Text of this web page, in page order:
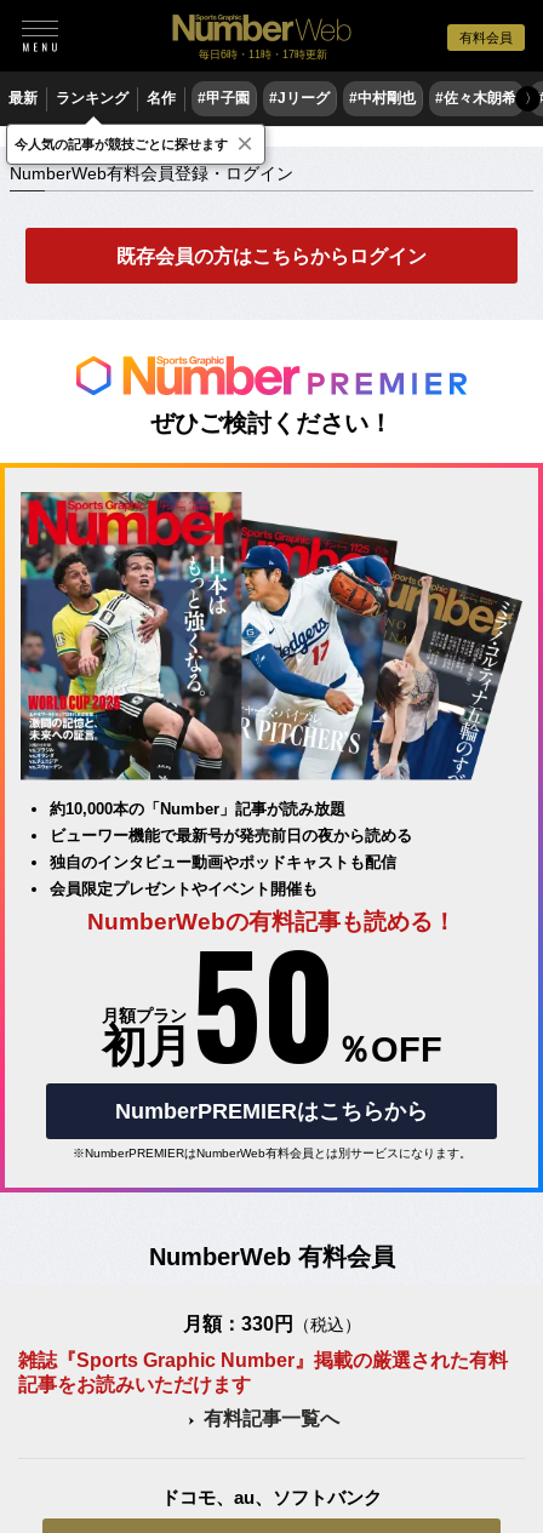
有料会員
毎日6時・11時・17時更新
最新 ランキング 名作 #甲子園 #Jリーグ #中村剛也 #佐々木朗希 〉
NumberWeb有料会員登録・ログイン
NumberWeb有料会員登録・ログイン
既存会員の方はこちらからログイン
ぜひご検討ください！
約10,000本の「Number」記事が読み放題
ビューワー機能で最新号が発売前日の夜から読める
独自のインタビュー動画やポッドキャストも配信
会員限定プレゼントやイベント開催も
NumberWebの有料記事も読める！
月額プラン
初月 50 ％OFF
NumberPREMIERはこちらから
※NumberPREMIERはNumberWeb有料会員とは別サービスになります。
NumberWeb 有料会員
月額：330円 （税込）
雑誌『Sports Graphic Number』掲載の厳選された有料
記事をお読みいただけます
有料記事一覧へ
ドコモ、au、ソフトバンク
今人気の記事が競技ごとに探せます ×